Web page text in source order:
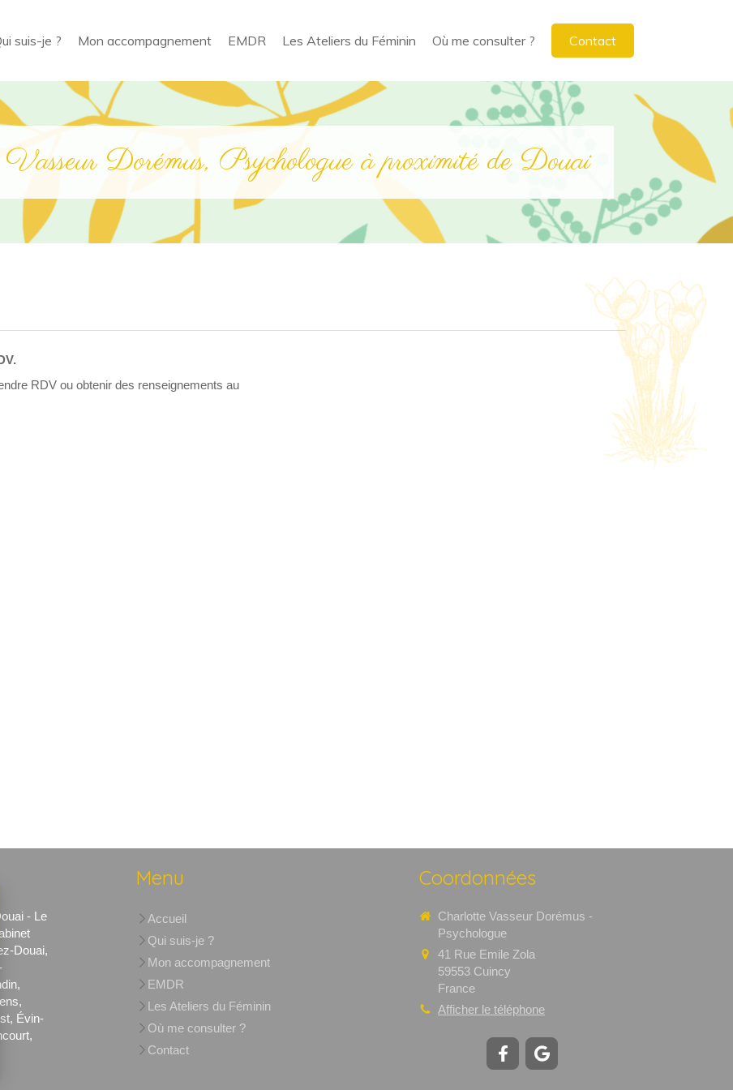
suis-je ? Mon accompagnement EMDR Les Ateliers du Féminin Où me consulter ? Contact
Dorémus, Psychologue à proximité de Douai
RDV ou obtenir des renseignements au
- Le
Douai,
Évin-
Menu
Accueil
Qui suis-je ?
Mon accompagnement
EMDR
Les Ateliers du Féminin
Où me consulter ?
Contact
Coordonnées
Charlotte Vasseur Dorémus -
Psychologue
41 Rue Emile Zola
59553 Cuincy
France
Afficher le téléphone